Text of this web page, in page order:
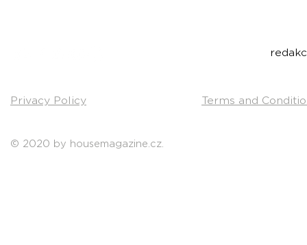
Privacy Policy
© 2020 by housemagazine.cz.
Terms and